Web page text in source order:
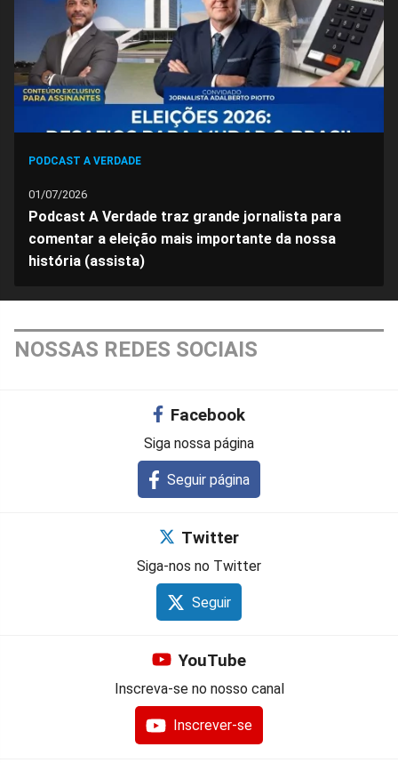
FacebookWhatsappTwitterMessengerTelegramGettr
PODCAST A VERDADE
01/07/2026
Podcast A Verdade traz grande jornalista para
comentar a eleição mais importante da nossa
história (assista)
NOSSAS REDES SOCIAIS
Facebook
Siga nossa página
Seguir página
Twitter
Siga-nos no Twitter
Seguir
YouTube
Inscreva-se no nosso canal
Inscrever-se